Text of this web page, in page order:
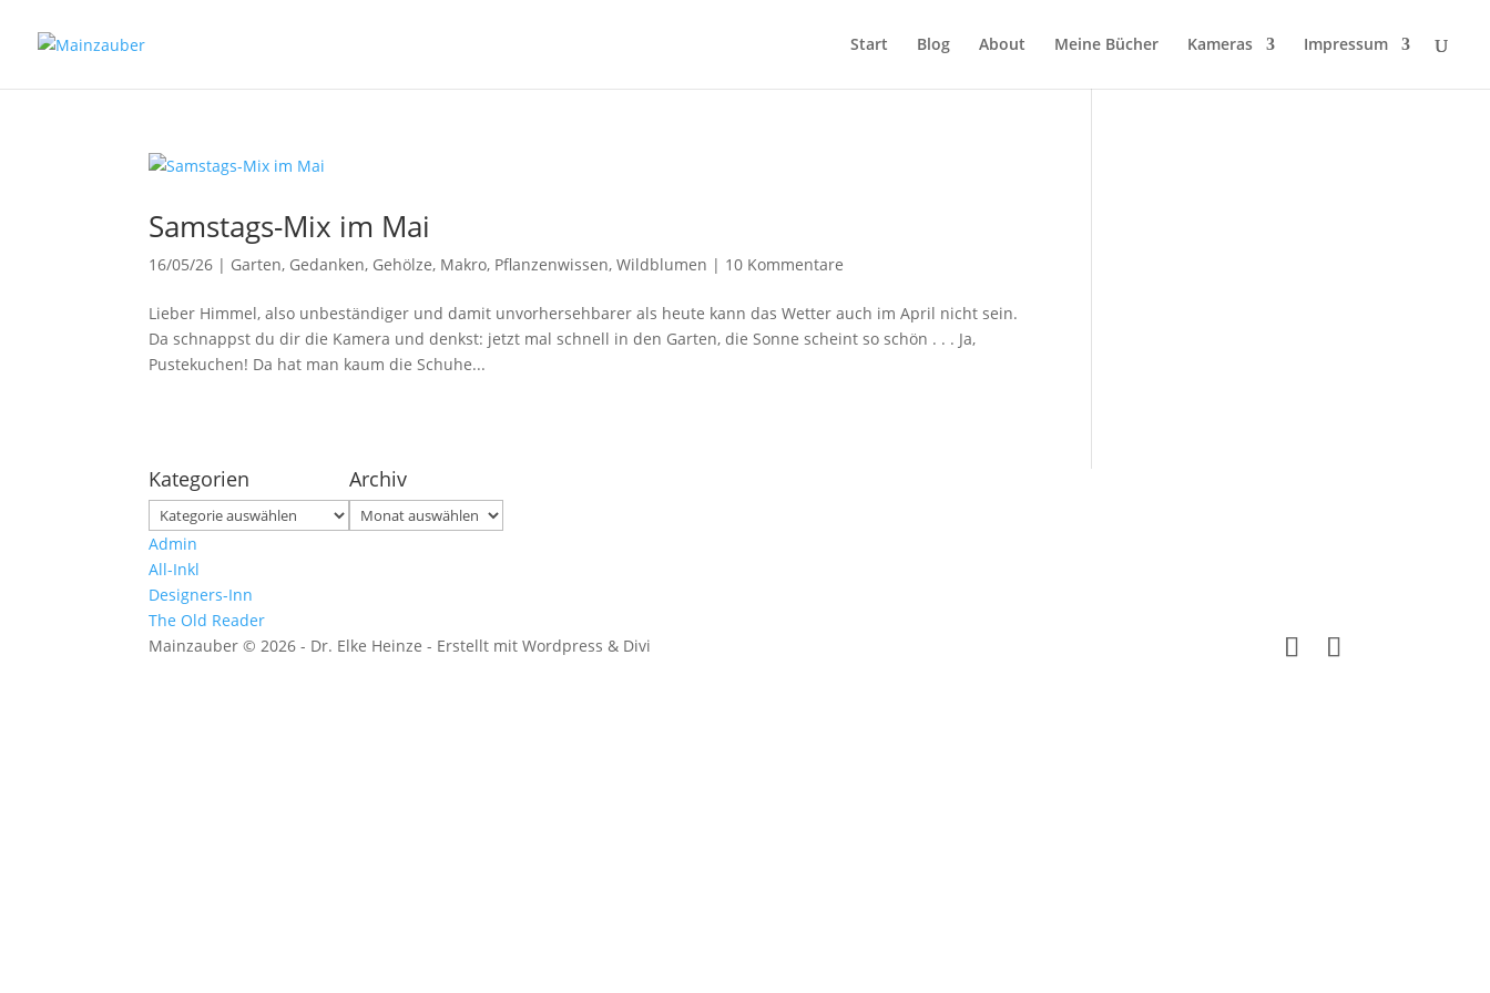
Start Blog About Meine Bücher Kameras Impressum
Samstags-Mix im Mai
16/05/26 | Garten, Gedanken, Gehölze, Makro, Pflanzenwissen,Wildblumen | 10 Kommentare
Lieber Himmel, also unbeständiger und damit unvorhersehbarer als heute kann das Wetter auch im April nicht sein.
Da schnappst du dir die Kamera und denkst: jetzt mal schnell in den Garten, die Sonne scheint so schön . . . Ja,
Pustekuchen! Da hat man kaum die Schuhe...
Kategorien
Kategorien
Archiv
Archiv
Admin
All-Inkl
Designers-Inn
The Old Reader
Mainzauber © 2026 - Dr. Elke Heinze - Erstellt mit Wordpress & Divi